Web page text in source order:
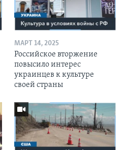
МАРТ 14, 2025
Российское вторжение
повысило интерес
украинцев к культуре
своей страны